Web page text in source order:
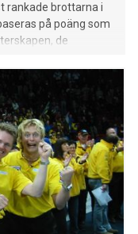
rankade brottarna i
på poäng som
de
med fem